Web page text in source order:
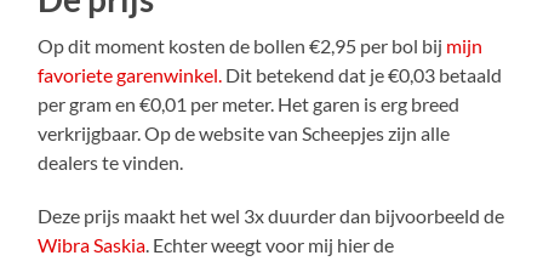
Op dit moment kosten de bollen €2,95 per bol bij mijn
favoriete garenwinkel. Dit betekend dat je €0,03 betaald
per gram en €0,01 per meter. Het garen is erg breed
verkrijgbaar. Op de website van Scheepjes zijn alle
dealers te vinden.
Deze prijs maakt het wel 3x duurder dan bijvoorbeeld de
Wibra Saskia. Echter weegt voor mij hier de